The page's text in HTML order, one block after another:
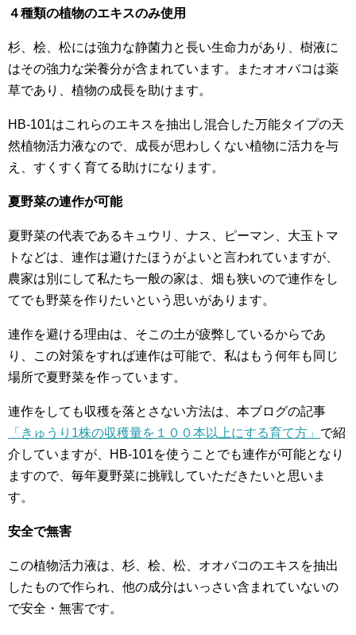
４種類の植物のエキスのみ使用
杉、桧、松には強力な静菌力と長い生命力があり、樹液に
はその強力な栄養分が含まれています。またオオバコは薬
草であり、植物の成長を助けます。
HB-101はこれらのエキスを抽出し混合した万能タイプの天
然植物活力液なので、成長が思わしくない植物に活力を与
え、すくすく育てる助けになります。
夏野菜の連作が可能
夏野菜の代表であるキュウリ、ナス、ピーマン、大玉トマ
トなどは、連作は避けたほうがよいと言われていますが、
農家は別にして私たち一般の家は、畑も狭いので連作をし
てでも野菜を作りたいという思いがあります。
連作を避ける理由は、そこの土が疲弊しているからであ
り、この対策をすれば連作は可能で、私はもう何年も同じ
場所で夏野菜を作っています。
連作をしても収穫を落とさない方法は、本ブログの記事
「きゅうり1株の収穫量を１００本以上にする育て方」 で紹
介していますが、HB-101を使うことでも連作が可能となり
ますので、毎年夏野菜に挑戦していただきたいと思いま
す。
安全で無害
この植物活力液は、杉、桧、松、オオバコのエキスを抽出
したもので作られ、他の成分はいっさい含まれていないの
で安全・無害です。